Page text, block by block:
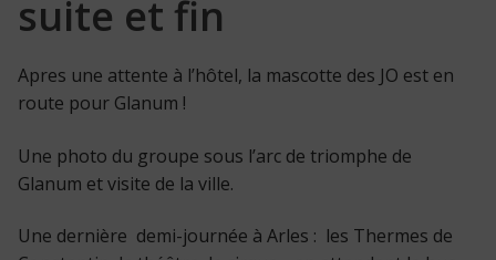
suite et fin
Apres une attente à l’hôtel, la mascotte des JO est en
route pour Glanum !
Une photo du groupe sous l’arc de triomphe de
Glanum et visite de la ville.
Une dernière demi-journée à Arles : les Thermes de